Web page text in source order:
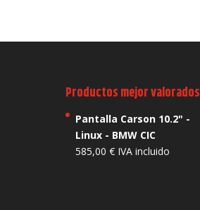
Productos mejor valorados
Pantalla Carson 10.2" -
Linux - BMW CIC
585,00 € IVA incluido